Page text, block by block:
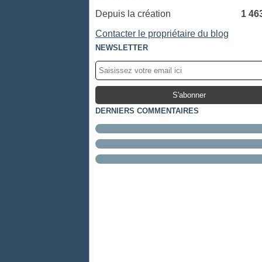
Depuis la création
1
Contacter le propriétaire du blog
NEWSLETTER
DERNIERS COMMENTAIRES